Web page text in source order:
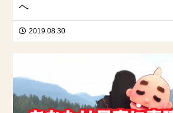
へ
2019.08.30